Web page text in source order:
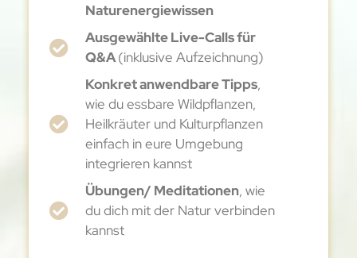
Naturenergiewissen
Ausgewählte Live-Calls für
Q&A(inklusive Aufzeichnung)
Konkret anwendbare Tipps,
wie du essbare Wildpflanzen,
Heilkräuter und Kulturpflanzen
einfach in eure Umgebung
integrieren kannst
Übungen/ Meditationen, wie
du dich mit der Natur verbinden
kannst